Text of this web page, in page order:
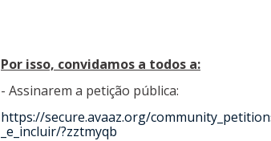
Por isso, convidamos a todos a:
- Assinarem a petição pública:
https://secure.avaaz.org/
_e_incluir/?zztmyqb